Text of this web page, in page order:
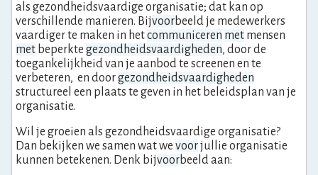
als gezondheidsvaardige organisatie; dat kan op
verschillende manieren. Bijvoorbeeld je medewerkers
vaardiger te maken in hetcommuniceren met mensen
met beperkte gezondheidsvaardigheden, door de
toegankelijkheid van je aanbod te screenen en te
verbeteren, en doorgezondheidsvaardigheden
structureel een plaats te geven in het beleidsplan van je
organisatie.
Wil je groeien als gezondheidsvaardige organisatie?
Dan bekijken we samen wat we voorjullie organisatie
kunnen betekenen. Denk bijvoorbeeld aan: